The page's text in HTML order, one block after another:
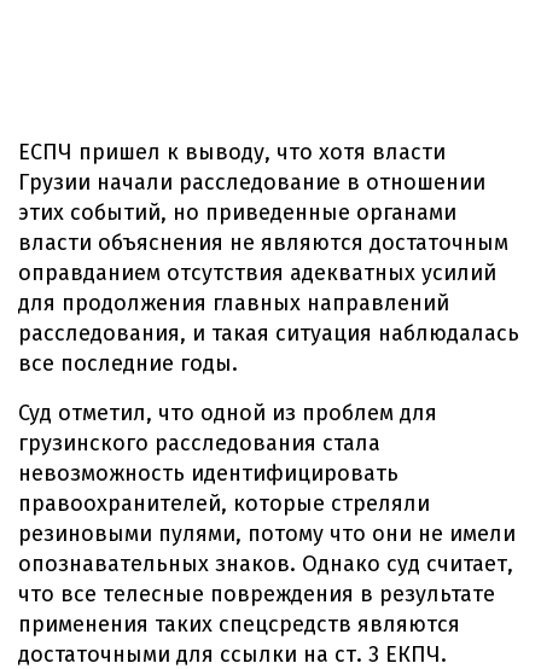
ЕСПЧ пришел к выводу, что хотя власти
Грузии начали расследование в отношении
этих событий, но приведенные органами
власти объяснения не являются достаточным
оправданием отсутствия адекватных усилий
для продолжения главных направлений
расследования, и такая ситуация наблюдалась
все последние годы.
Суд отметил, что одной из проблем для
грузинского расследования стала
невозможность идентифицировать
правоохранителей, которые стреляли
резиновыми пулями, потому что они не имели
опознавательных знаков. Однако суд считает,
что все телесные повреждения в результате
применения таких спецсредств являются
достаточными для ссылки на ст. 3 ЕКПЧ.